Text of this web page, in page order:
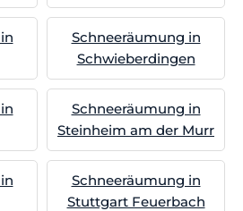
Schneeräumung in
Schwieberdingen
Schneeräumung in
Steinheim am der Murr
Schneeräumung in
Stuttgart Feuerbach